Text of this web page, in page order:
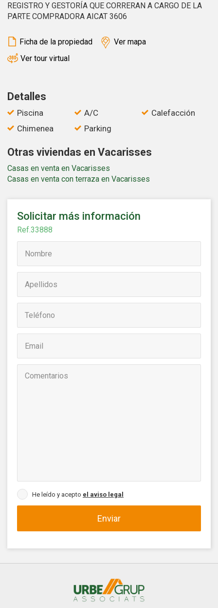
REGISTRO Y GESTORÍA QUE CORRERAN A CARGO DE LA
PARTE COMPRADORA AICAT 3606
Ficha de la propiedad
Ver mapa
Ver tour virtual
Detalles
Piscina A/C
Calefacción
Chimenea
Parking
Otras viviendas en Vacarisses
Casas en venta en Vacarisses
Casas en venta con terraza en Vacarisses
Solicitar más información
Ref.33888
He leído y acepto el aviso legal
Enviar